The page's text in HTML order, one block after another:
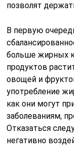
позволят
В первую
больше жирных
продуктов
овощей и
употребление
как они могут
заболеваниям,
Отказаться
негативно